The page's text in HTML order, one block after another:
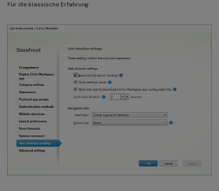
Für die klassische Erfahrung: